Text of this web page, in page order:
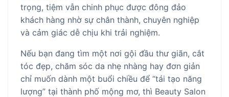
trọng, tiệm vẫn chinh phục được đông đảo
khách hàng nhờ sự chân thành, chuyên nghiệp
và cảm giác dễ chịu khi trải nghiệm.
Nếu bạn đang tìm một nơi gội đầu thư giãn, cắt
tóc đẹp, chăm sóc da nhẹ nhàng hay đơn giản
chỉ muốn dành một buổi chiều để “tái tạo năng
lượng” tại thành phố mộng mơ, thì Beauty Salon